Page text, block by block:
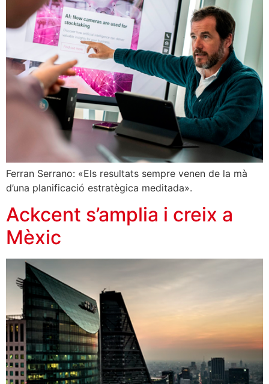
Ferran Serrano: «Els resultats sempre venen de la mà
d’una planificació estratègica meditada».
Ackcent s’amplia i creix a
Mèxic